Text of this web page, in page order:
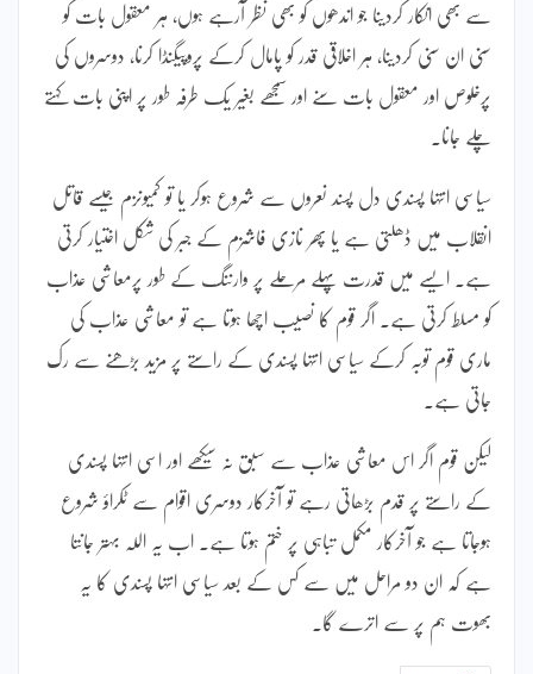
سے بھی انکار کردینا جو اندھوں کو بھی نظر آرہے ہوں، ہر معقول بات کو
سنی ان سنی کردینا، ہر اخلاقی قدر کو پامال کرکے پروپیگنڈا کرنا، دوسروں کی
پرخلوص اور معقول بات سنے اور سمجھے بغیر یک طرفہ طور پر اپنی بات کہتے
چلے جانا۔
سیاسی انتہا پسندی دل پسند نعروں سے شروع ہوکر یا تو کمیونزم جیسے قاتل
انقلاب میں ڈھلتی ہے یا پھر نازی فاشزم کے جبر کی شکل اختیار کرتی
ہے۔ ایسے میں قدرت پہلے مرحلے پر وارننگ کے طور پرمعاشی عذاب
کو مسلط کرتی ہے۔ اگر قوم کا نصیب اچھا ہوتا ہے تو معاشی عذاب کی
ماری قوم توبہ کرکے سیاسی انتہا پسندی کے راستے پر مزید بڑھنے سے رک
جاتی ہے۔
لیکن قوم اگر اس معاشی عذاب سے سبق نہ سیکھے اور اسی انتہا پسندی
کے راستے پر قدم بڑھاتی رہے تو آخرکار دوسری اقوام سے ٹکراؤ شروع
ہوجاتا ہے جو آخرکار مکمل تباہی پر ختم ہوتا ہے۔ اب یہ اللہ بہتر جانتا
ہے کہ ان دو مراحل میں سے کس کے بعد سیاسی انتہا پسندی کا یہ
بھوت ہم پر سے اترے گا۔